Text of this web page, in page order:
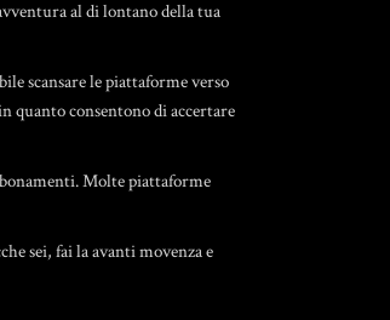
al di lontano della tua
scansare le piattaforme verso
quanto consentono di accertare
Molte piattaforme
sei, fai la avanti movenza e